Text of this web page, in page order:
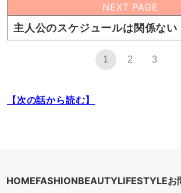
NEXT PAGE
主人公のスケジュールは関係ない
1 2 3
【次の話から読む】
HOMEFASHIONBEAUTYLIFESTYLEお